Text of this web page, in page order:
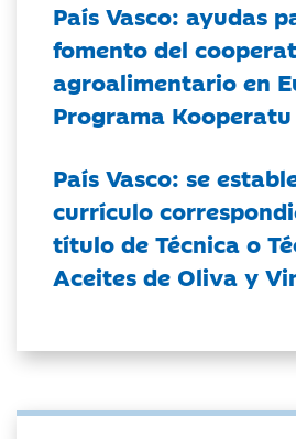
País Vasco: ayudas
fomento del
agroalimentario en
Programa
País Vasco: se
currículo
título de Técnica o
Aceites de Oliva y